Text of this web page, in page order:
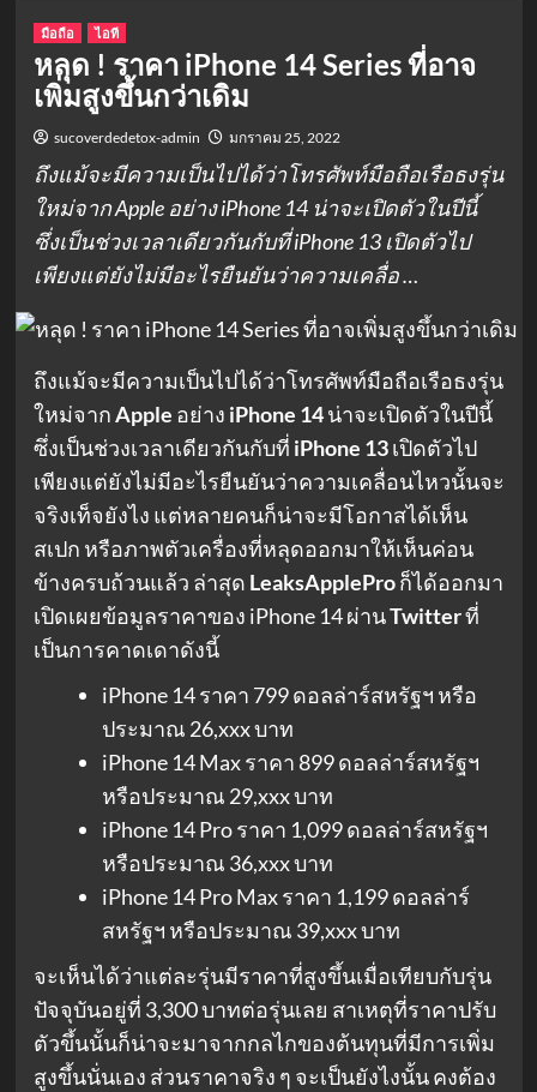
มือถือ ไอที
หลุด ! ราคา iPhone 14 Series ที่อาจ
เพิ่มสูงขึ้นกว่าเดิม
sucoverdedetox-admin มกราคม 25, 2022
ถึงแม้จะมีความเป็นไปได้ว่าโทรศัพท์มือถือเรือธงรุ่น
ใหม่จาก Apple อย่าง iPhone 14 น่าจะเปิดตัวในปีนี้
ซึ่งเป็นช่วงเวลาเดียวกันกับที่ iPhone 13 เปิดตัวไป
เพียงแต่ยังไม่มีอะไรยืนยันว่าความเคลื่อ …
ถึงแม้จะมีความเป็นไปได้ว่าโทรศัพท์มือถือเรือธงรุ่น
ใหม่จากApple อย่าง iPhone 14น่าจะเปิดตัวในปีนี้
ซึ่งเป็นช่วงเวลาเดียวกันกับที่ iPhone 13เปิดตัวไป
เพียงแต่ยังไม่มีอะไรยืนยันว่าความเคลื่อนไหวนั้นจะ
จริงเท็จยังไง แต่หลายคนก็น่าจะมีโอกาสได้เห็น
สเปก หรือภาพตัวเครื่องที่หลุดออกมาให้เห็นค่อน
ข้างครบถ้วนแล้ว ล่าสุด LeaksAppleProก็ได้ออกมา
เปิดเผยข้อมูลราคาของ iPhone 14 ผ่านTwitterที่
เป็นการคาดเดาดังนี้
iPhone 14 ราคา 799 ดอลล่าร์สหรัฐฯ หรือ
ประมาณ 26,xxx บาท
iPhone 14 Max ราคา 899 ดอลล่าร์สหรัฐฯ
หรือประมาณ 29,xxx บาท
iPhone 14 Pro ราคา 1,099 ดอลล่าร์สหรัฐฯ
หรือประมาณ 36,xxx บาท
iPhone 14 Pro Max ราคา 1,199 ดอลล่าร์
สหรัฐฯ หรือประมาณ 39,xxx บาท
จะเห็นได้ว่าแต่ละรุ่นมีราคาที่สูงขึ้นเมื่อเทียบกับรุ่น
ปัจจุบันอยู่ที่ 3,300 บาทต่อรุ่นเลย สาเหตุที่ราคาปรับ
ตัวขึ้นนั้นก็น่าจะมาจากกลไกของต้นทุนที่มีการเพิ่ม
สูงขึ้นนั่นเอง ส่วนราคาจริง ๆ จะเป็นยังไงนั้น คงต้อง